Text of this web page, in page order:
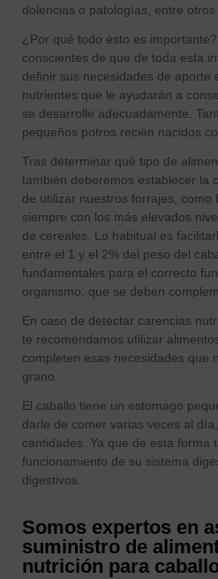
dolencias o patologías, entre otros
¿Por qué todo esto es
conscientes de que de toda esta
definir sus necesidades de aporte
nutrientes que le ayudarán a
se desarrolle adecuadamente.
pequeños potros recién nacidos
Tras determinar qué tipo de
también deberemos establecer la
de utilizar nuestros forrajes, como
siempre con los más elevados
de cereales. Lo habitual es
entre el 1 y el 2% del peso del
fundamentales para el correcto
organismo, que se deben
En caso de detectar carencias
te recomendamos utilizar
completen esas necesidades que
grano.
El caballo tiene un estomago
darle de comer varias veces al
cantidades. Ya que de esta forma
funcionamiento de su sistema
digestivos.
Somos expertos en
suministro de
nutrición para